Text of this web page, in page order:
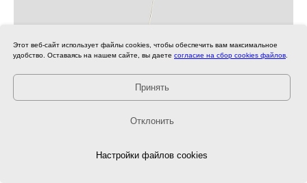
Этот веб-сайт использует файлы cookies, чтобы обеспечить вам максимальное
удобство. Оставаясь на нашем сайте, вы даете согласие на сбор cookies файлов
Принять
Отклонить
Настройки файлов cookies
Остались вопросы? Напишите нам!